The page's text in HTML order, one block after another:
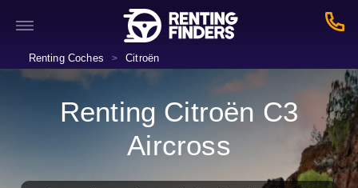
Renting Coches > Citroën
Renting Citroën C3
Aircross